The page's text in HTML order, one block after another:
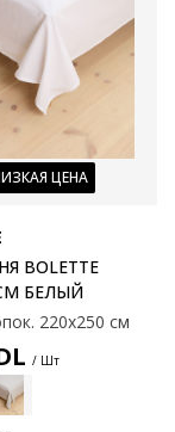
ЦЕНА
BOLETTE
БЕЛЫЙ
220х250 см
/ Шт